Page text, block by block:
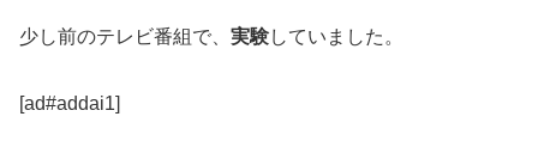
少し前のテレビ番組で、 実験していました。
[ad#addai1]